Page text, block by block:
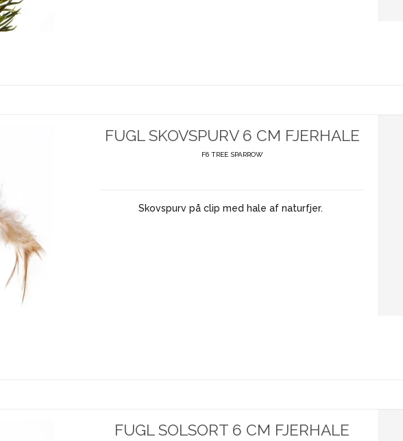
FUGL SKOVSPURV 6 CM FJERHALE
F6 TREE SPARROW
Skovspurv på clip med hale af naturfjer.
FUGL SOLSORT 6 CM FJERHALE